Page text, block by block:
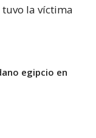
la víctima
egipcio en